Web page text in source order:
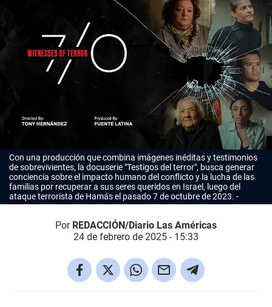
Con una producción que combina imágenes inéditas y testimonios
de sobrevivientes, la docuserie "Testigos del terror", busca generar
conciencia sobre el impacto humano del conflicto y la lucha de las
familias por recuperar a sus seres queridos en Israel, luego del
ataque terrorista de Hamás el pasado 7 de octubre de 2023.
Por REDACCIÓN/Diario Las Américas
24 de febrero de 2025 - 15:33